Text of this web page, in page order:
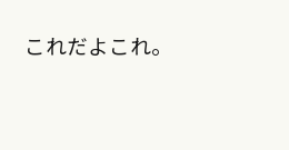
これだよこれ。